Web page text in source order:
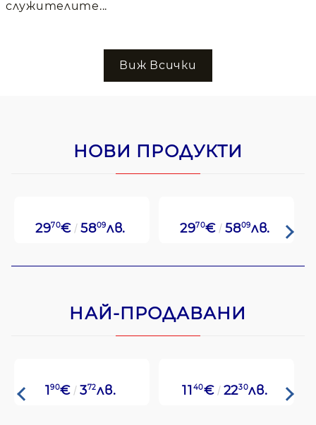
служителите...
Виж Всички
НОВИ ПРОДУКТИ
2970€ 5809лв. 2970€ 5809лв.
НАЙ-ПРОДАВАНИ
190€ 372лв. 11 40€ 2230лв.